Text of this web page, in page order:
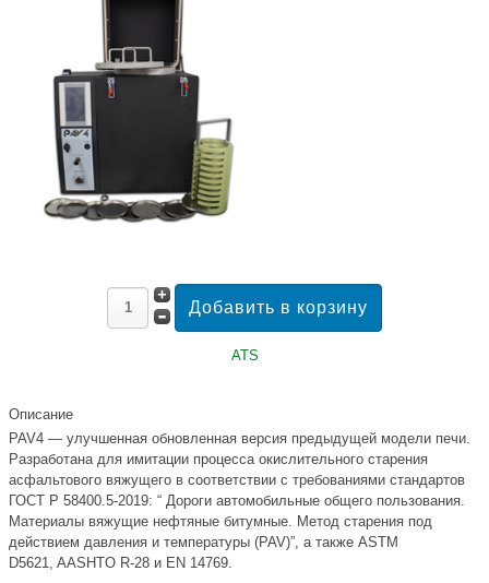
ATS
Описание
PAV4 — улучшенная обновленная версия предыдущей модели печи.
Разработана для имитации процесса окислительного старения
асфальтового вяжущего в соответствии с требованиями стандартов
ГОСТ Р 58400.5-2019: “ Дороги автомобильные общего пользования.
Материалы вяжущие нефтяные битумные. Метод старения под
действием давления и температуры (PAV)”, а также ASTM
D5621, AASHTO R-28 и EN 14769